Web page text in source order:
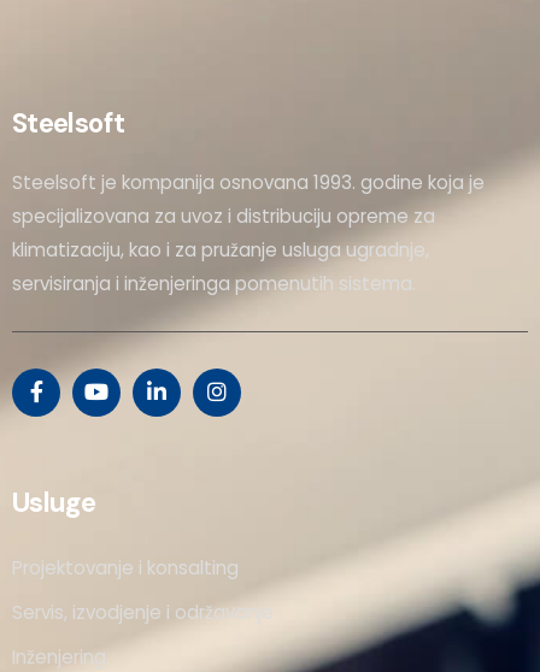
Steelsoft
Steelsoft je kompanija osnovana 1993. godine koja je
specijalizovana za uvoz i distribuciju opreme za
klimatizaciju, kao i za pružanje usluga ugradnje,
servisiranja i inženjeringa pomenutih sistema.
Usluge
Projektovanje i konsalting
Servis, izvodjenje i održavanje
Inženjering